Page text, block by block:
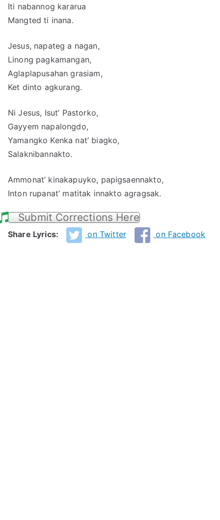
Iti nabannog kararua
Mangted ti inana.
Jesus, napateg a nagan,
Linong pagkamangan,
Aglaplapusahan grasiam,
Ket dinto agkurang.
Ni Jesus, Isut’ Pastorko,
Gayyem napalongdo,
Yamangko Kenka nat’ biagko,
Salaknibannakto.
Ammonat’ kinakapuyko, papigsaennakto,
Inton rupanat’ matitak innakto agragsak.
Submit Corrections Here
Share Lyrics: on Twitter on Facebook